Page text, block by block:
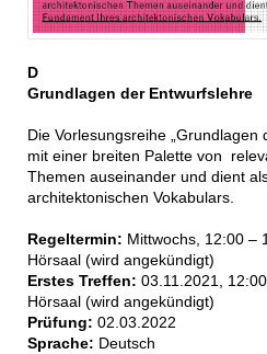
D
Grundlagen der Entwurfslehre
Die Vorlesungsreihe „Grundlagen
mit einer breiten Palette von
Themen auseinander und dient
architektonischen Vokabulars.
Regeltermin: Mittwochs, 12:00 –
Hörsaal (wird angekündigt)
Erstes Treffen: 03.11.2021,
Hörsaal (wird angekündigt)
Prüfung: 02.03.2022
Sprache: Deutsch